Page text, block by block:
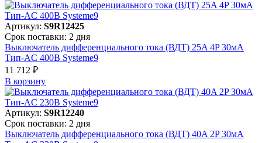
Артикул: S9R12425
Срок поставки: 2 дня
Выключатель дифференциального тока (ВДТ) 25A 4P 30мА
Тип-AC 400В Systeme9
11 712 ₽
В корзинy
Артикул: S9R12240
Срок поставки: 2 дня
Выключатель дифференциального тока (ВДТ) 40A 2P 30мА